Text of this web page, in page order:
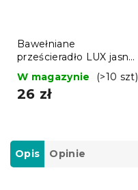
Bawełniane
prześcieradło LUX jasno
szare 140x240 cm
W magazynie (>10 szt)
26 zł
Opis Opinie